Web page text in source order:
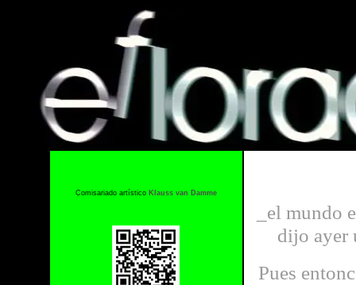
Comisariado artístico Klauss van Damme
_el mundo
dijo ayer
Pues